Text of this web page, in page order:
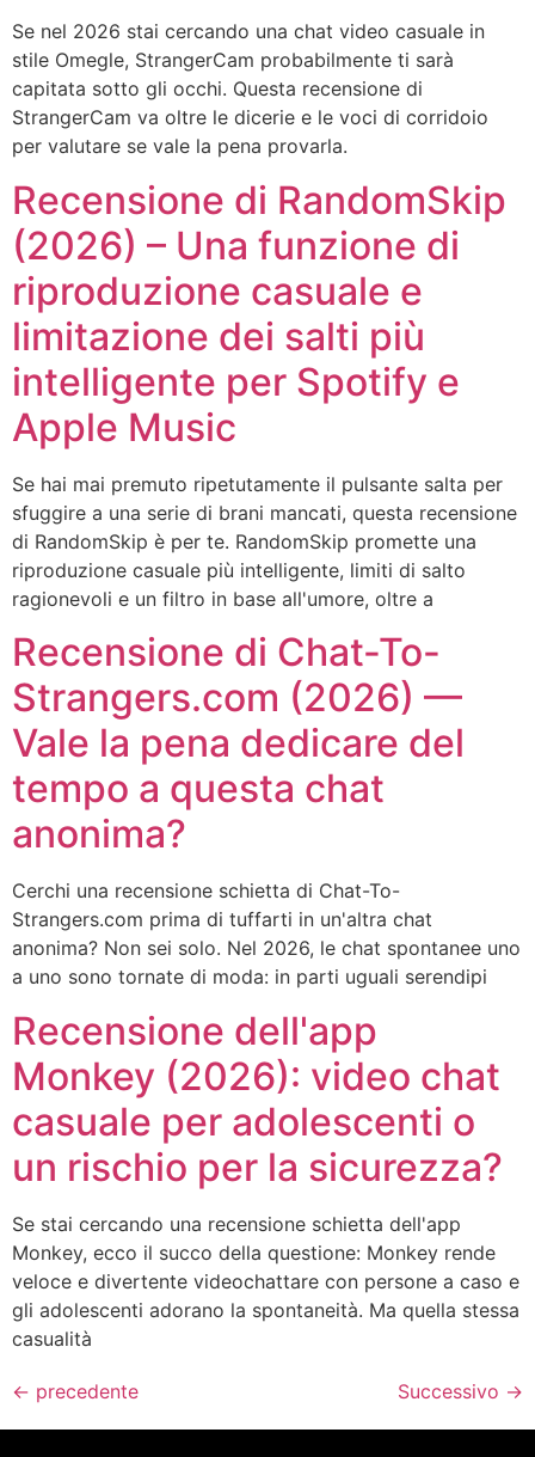
Se nel 2026 stai cercando una chat video casuale in
stile Omegle, StrangerCam probabilmente ti sarà
capitata sotto gli occhi. Questa recensione di
StrangerCam va oltre le dicerie e le voci di corridoio
per valutare se vale la pena provarla.
Recensione di RandomSkip
(2026) – Una funzione di
riproduzione casuale e
limitazione dei salti più
intelligente per Spotify e
Apple Music
Se hai mai premuto ripetutamente il pulsante salta per
sfuggire a una serie di brani mancati, questa recensione
di RandomSkip è per te. RandomSkip promette una
riproduzione casuale più intelligente, limiti di salto
ragionevoli e un filtro in base all'umore, oltre a
Recensione di Chat-To-
Strangers.com (2026) —
Vale la pena dedicare del
tempo a questa chat
anonima?
Cerchi una recensione schietta di Chat-To-
Strangers.com prima di tuffarti in un'altra chat
anonima? Non sei solo. Nel 2026, le chat spontanee uno
a uno sono tornate di moda: in parti uguali serendipi
Recensione dell'app
Monkey (2026): video chat
casuale per adolescenti o
un rischio per la sicurezza?
Se stai cercando una recensione schietta dell'app
Monkey, ecco il succo della questione: Monkey rende
veloce e divertente videochattare con persone a caso e
gli adolescenti adorano la spontaneità. Ma quella stessa
casualità
← precedente Successivo →